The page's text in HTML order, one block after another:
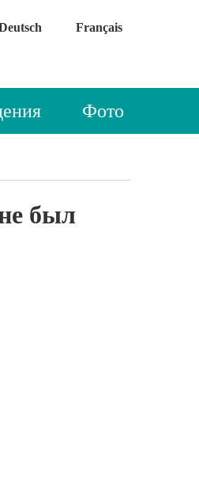
Français
Фото
был